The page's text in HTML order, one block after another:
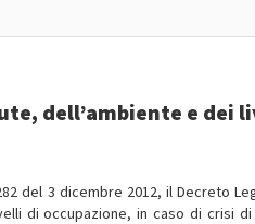
dell’ambiente e dei
del 3 dicembre 2012, il Decreto
di occupazione, in caso di crisi